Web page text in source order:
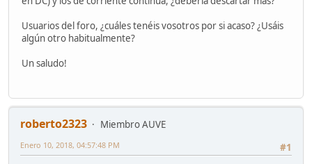
Usuarios del foro, ¿cuáles tenéis vosotros por si acaso? ¿Usáis
algún otro habitualmente?
Un saludo!
roberto2323
Miembro AUVE
#1
Enero 10, 2018, 04:57:48 PM